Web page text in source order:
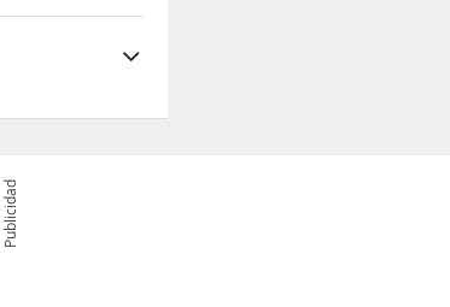
Publicidad